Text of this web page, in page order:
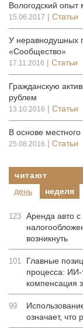
Вологодский опыт
15.06.2017 | Статьи
У неравнодушных
«Сообщество»
17.11.2016 | Статьи
Гражданскую
рублем
13.10.2016 | Статьи
В основе
25.08.2016 | Статьи
читают
день
неделя
123 Аренда авто
возникнуть
101
Главные
процесса: ИИ-
компенсация
99
означает, что